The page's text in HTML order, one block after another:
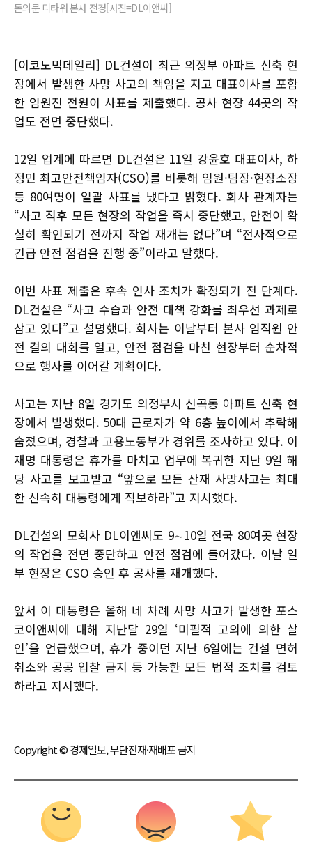
돈의문 디타워 본사 전경[사진=DL이앤씨]
[이코노믹데일리] DL건설이 최근 의정부 아파트 신축 현
장에서 발생한 사망 사고의 책임을 지고 대표이사를 포함
한 임원진 전원이 사표를 제출했다. 공사 현장 44곳의 작
업도 전면 중단했다.
12일 업계에 따르면 DL건설은 11일 강윤호 대표이사, 하
정민 최고안전책임자(CSO)를 비롯해 임원·팀장·현장소장
등 80여명이 일괄 사표를 냈다고 밝혔다. 회사 관계자는
“사고 직후 모든 현장의 작업을 즉시 중단했고, 안전이 확
실히 확인되기 전까지 작업 재개는 없다”며 “전사적으로
긴급 안전 점검을 진행 중”이라고 말했다.
이번 사표 제출은 후속 인사 조치가 확정되기 전 단계다.
DL건설은 “사고 수습과 안전 대책 강화를 최우선 과제로
삼고 있다”고 설명했다. 회사는 이날부터 본사 임직원 안
전 결의 대회를 열고, 안전 점검을 마친 현장부터 순차적
으로 행사를 이어갈 계획이다.
사고는 지난 8일 경기도 의정부시 신곡동 아파트 신축 현
장에서 발생했다. 50대 근로자가 약 6층 높이에서 추락해
숨졌으며, 경찰과 고용노동부가 경위를 조사하고 있다. 이
재명 대통령은 휴가를 마치고 업무에 복귀한 지난 9일 해
당 사고를 보고받고 “앞으로 모든 산재 사망사고는 최대
한 신속히 대통령에게 직보하라”고 지시했다.
DL건설의 모회사 DL이앤씨도 9∼10일 전국 80여곳 현장
의 작업을 전면 중단하고 안전 점검에 들어갔다. 이날 일
부 현장은 CSO 승인 후 공사를 재개했다.
앞서 이 대통령은 올해 네 차례 사망 사고가 발생한 포스
코이앤씨에 대해 지난달 29일 ‘미필적 고의에 의한 살
인’을 언급했으며, 휴가 중이던 지난 6일에는 건설 면허
취소와 공공 입찰 금지 등 가능한 모든 법적 조치를 검토
하라고 지시했다.
Copyright © 경제일보, 무단전재·재배포 금지